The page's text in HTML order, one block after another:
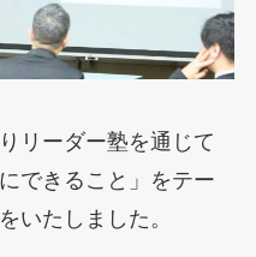
リーダー塾を通じて
できること」をテー
いたしました。